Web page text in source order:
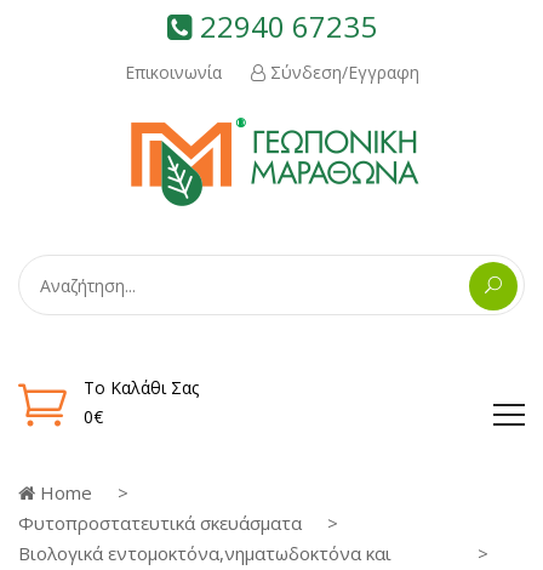
22940 67235
Επικοινωνία Σύνδεση/Εγγραφη
Το Καλάθι Σας
0€
Home
Φυτοπροστατευτικά σκευάσματα
Βιολογικά εντομοκτόνα,νηματωδοκτόνα και